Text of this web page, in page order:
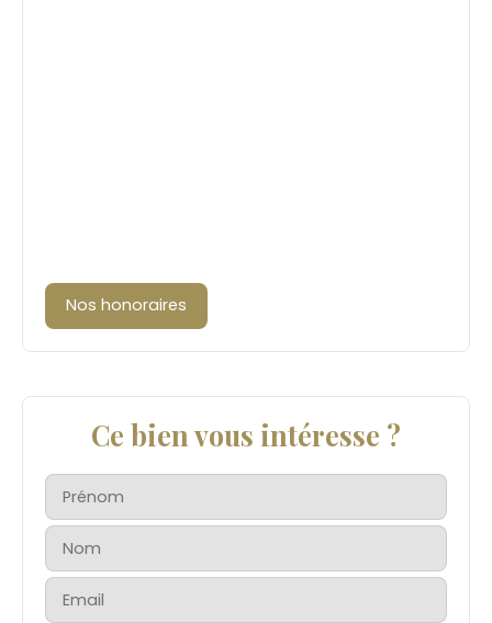
Nos honoraires
Ce bien vous intéresse ?
Prénom
Nom
Email